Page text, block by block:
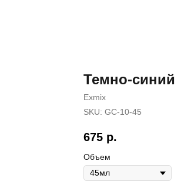
Темно-синий
Exmix
SKU: GC-10-45
675 р.
Объем